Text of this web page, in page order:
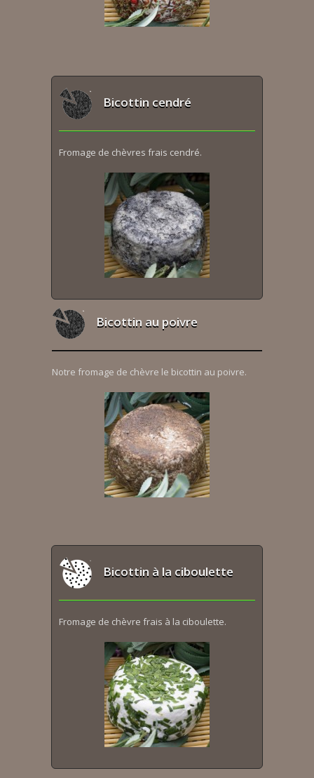
Bicottin cendré
Fromage de chèvres frais cendré.
Bicottin au poivre
Notre fromage de chèvre le bicottin au poivre.
Bicottin à la ciboulette
Fromage de chèvre frais à la ciboulette.